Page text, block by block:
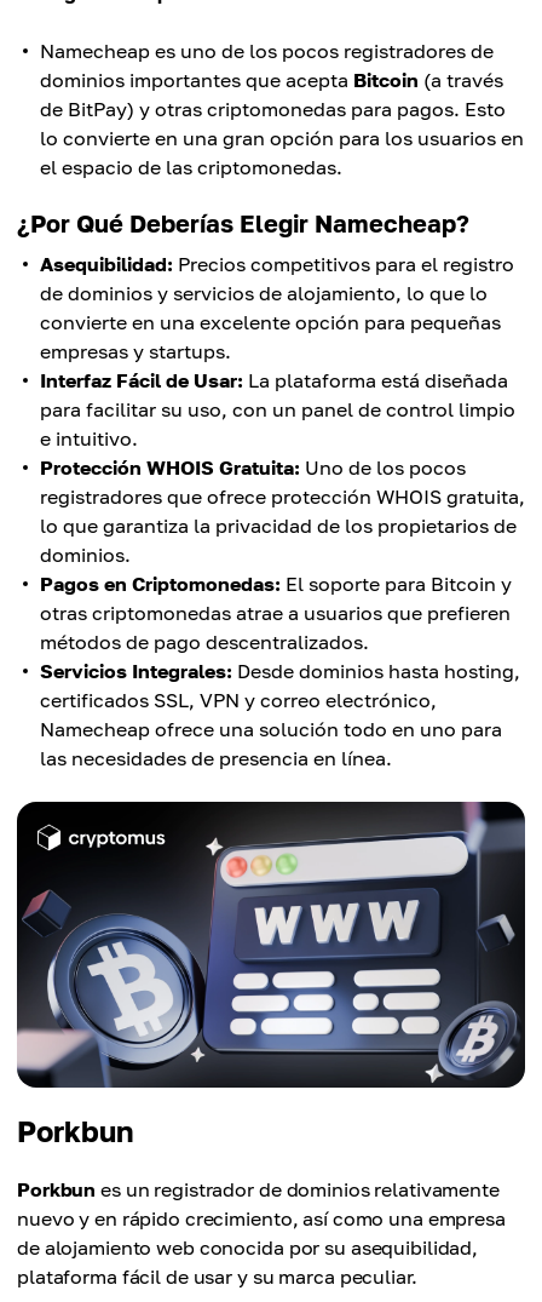
Namecheap es uno de los pocos registradores de
dominios importantes que acepta Bitcoin (a través
de BitPay) y otras criptomonedas para pagos. Esto
lo convierte en una gran opción para los usuarios en
el espacio de las criptomonedas.
¿Por Qué Deberías Elegir Namecheap?
Asequibilidad: Precios competitivos para el registro
de dominios y servicios de alojamiento, lo que lo
convierte en una excelente opción para pequeñas
empresas y startups.
Interfaz Fácil de Usar: La plataforma está diseñada
para facilitar su uso, con un panel de control limpio
e intuitivo.
Protección WHOIS Gratuita: Uno de los pocos
registradores que ofrece protección WHOIS gratuita,
lo que garantiza la privacidad de los propietarios de
dominios.
Pagos en Criptomonedas: El soporte para Bitcoin y
otras criptomonedas atrae a usuarios que prefieren
métodos de pago descentralizados.
Servicios Integrales: Desde dominios hasta hosting,
certificados SSL, VPN y correo electrónico,
Namecheap ofrece una solución todo en uno para
las necesidades de presencia en línea.
Porkbun
Porkbun es un registrador de dominios relativamente
nuevo y en rápido crecimiento, así como una empresa
de alojamiento web conocida por su asequibilidad,
plataforma fácil de usar y su marca peculiar.